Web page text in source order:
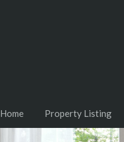
Home Property Listing